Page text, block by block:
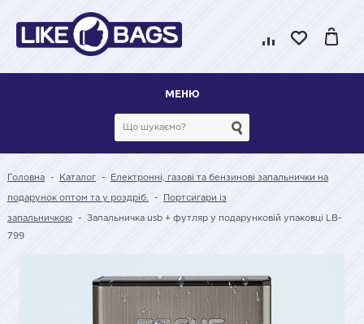
МЕНЮ
Головна - Каталог - Електронні, газові та бензинові запальнички на
подарунок оптом та у роздріб. - Портсигари із
запальничкою - Запальничка usb + футляр у подарунковій упаковці LB-
799